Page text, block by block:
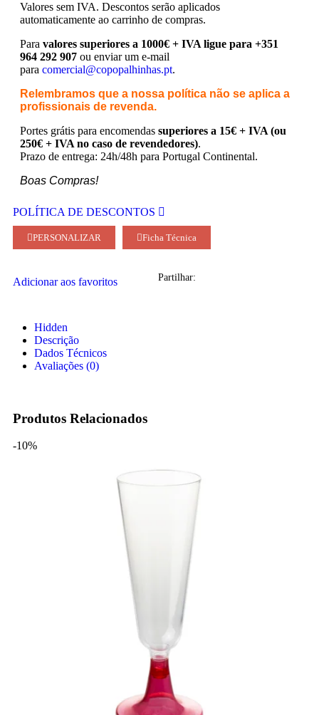
Valores sem IVA. Descontos serão aplicados
automaticamente ao carrinho de compras.
Para valores superiores a 1000€ + IVA ligue para +351
964 292 907 ou enviar um e-mail
para comercial@copopalhinhas.pt.
Relembramos que a nossa política não se aplica a
profissionais de revenda.
Portes grátis para encomendas superiores a 15€ + IVA (ou
250€ + IVA no caso de revendedores).
Prazo de entrega: 24h/48h para Portugal Continental.
Boas Compras!
POLÍTICA DE DESCONTOS
PERSONALIZAR Ficha Técnica
Adicionar aos favoritos Partilhar:
Hidden
Descrição
Dados Técnicos
Avaliações (0)
Produtos Relacionados
-10%